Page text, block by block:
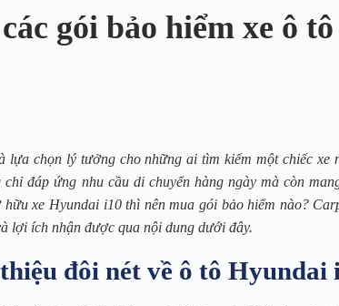
gói bảo hiểm xe ô
lựa chọn lý tưởng cho những ai tìm kiếm một chiếc xe
chỉ đáp ứng nhu cầu di chuyển hàng ngày mà còn
hữu xe Hyundai i10 thì nên mua gói bảo hiểm nào?
lợi ích nhận được qua nội dung dưới đây.
đôi nét về ô tô Hyundai